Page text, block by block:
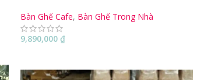
Bàn Ghế Cafe, Bàn Ghế Trong Nhà
9,890,000 ₫